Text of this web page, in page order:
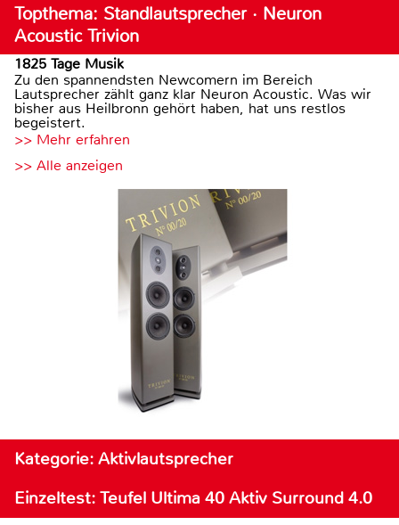
Topthema: Standlautsprecher · Neuron
Acoustic Trivion
1825 Tage Musik
Zu den spannendsten Newcomern im Bereich
Lautsprecher zählt ganz klar Neuron Acoustic. Was wir
bisher aus Heilbronn gehört haben, hat uns restlos
begeistert.
>> Mehr erfahren
>> Alle anzeigen
Kategorie: Aktivlautsprecher
Einzeltest: Teufel Ultima 40 Aktiv Surround 4.0